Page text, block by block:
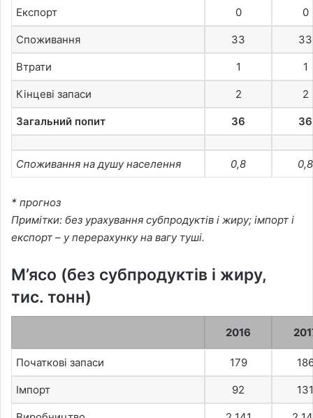
Експорт 0 0
Споживання 33 33
Втрати 1 1
Кінцеві запаси 2 2
Загальний попит 36 36
Споживання на душу населення 0,8 0,8
* прогноз
Примітки: без урахування субпродуктів і жиру; імпорт і
експорт – у перерахунку на вагу туші.
М’ясо (без субпродуктів і жиру,
тис. тонн)
2016
Початкові запаси 179
Імпорт 92 131